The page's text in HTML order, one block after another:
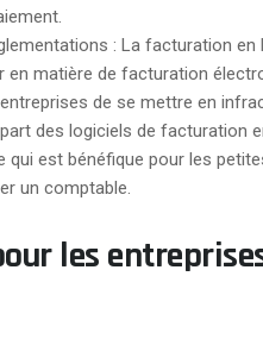
: La facturation
en matière de facturation
de se mettre en
des logiciels de facturation
qui est bénéfique pour les
un comptable.
les